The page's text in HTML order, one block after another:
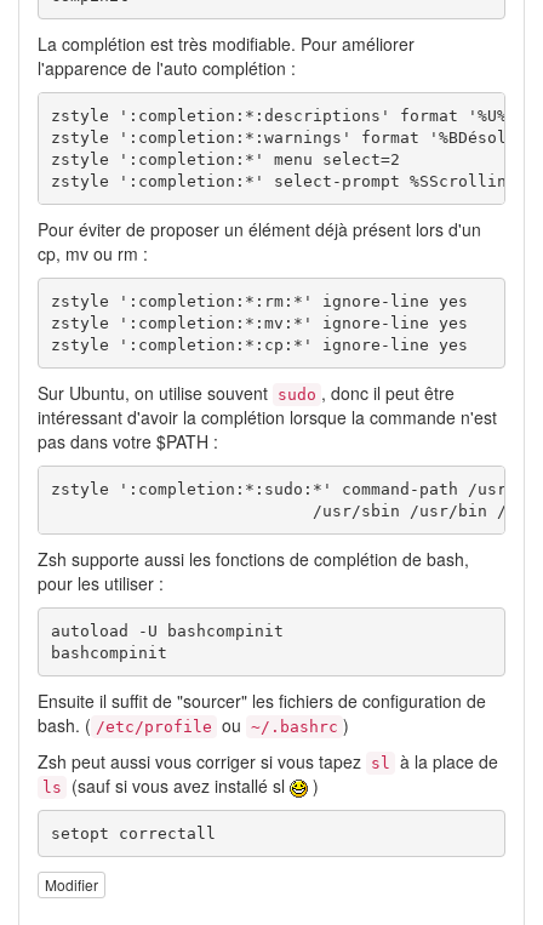
La complétion est très modifiable. Pour améliorer
l'apparence de l'auto complétion :
zstyle ':completion:*:descriptions' format
zstyle ':completion:*:warnings' format '%BDésolé,
zstyle ':completion:*' menu select=2
zstyle ':completion:*' select-prompt %SScrolling
Pour éviter de proposer un élément déjà présent lors d'un
cp, mv ou rm :
zstyle ':completion:*:rm:*' ignore-line yes
zstyle ':completion:*:mv:*' ignore-line yes
zstyle ':completion:*:cp:*' ignore-line yes
Sur Ubuntu, on utilise souvent sudo , donc il peut être
intéressant d'avoir la complétion lorsque la commande n'est
pas dans votre $PATH :
zstyle ':completion:*:sudo:*' command-path /
/usr/sbin /usr/bin /
Zsh supporte aussi les fonctions de complétion de bash,
pour les utiliser :
autoload -U bashcompinit
bashcompinit
Ensuite il suffit de "sourcer" les fichiers de configuration de
bash. ( /etc/profile ou ~/.bashrc )
Zsh peut aussi vous corriger si vous tapez sl à la place de
ls (sauf si vous avez installé sl )
setopt correctall
Modifier